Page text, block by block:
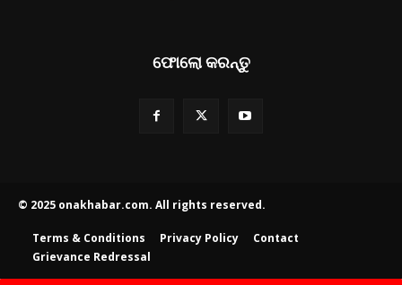
ଫୋଲୋ କରନ୍ତୁ
© 2025 onakhabar.com. All rights reserved.
Terms & Conditions Privacy Policy
Contact
Grievance Redressal